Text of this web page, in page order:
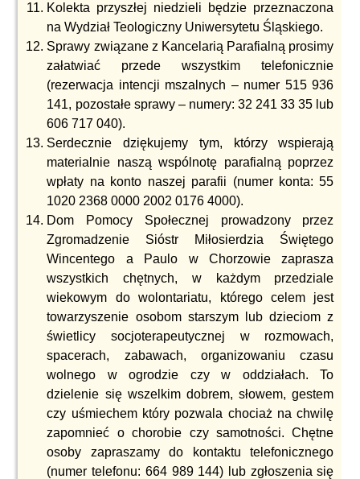
Kolekta przyszłej niedzieli będzie przeznaczona
na Wydział Teologiczny Uniwersytetu Śląskiego.
Sprawy związane z Kancelarią Parafialną prosimy
załatwiać przede wszystkim telefonicznie
(rezerwacja intencji mszalnych – numer 515 936
141, pozostałe sprawy – numery: 32 241 33 35 lub
606 717 040).
Serdecznie dziękujemy tym, którzy wspierają
materialnie naszą wspólnotę parafialną poprzez
wpłaty na konto naszej parafii (numer konta: 55
1020 2368 0000 2002 0176 4000).
Dom Pomocy Społecznej prowadzony przez
Zgromadzenie Sióstr Miłosierdzia Świętego
Wincentego a Paulo w Chorzowie zaprasza
wszystkich chętnych, w każdym przedziale
wiekowym do wolontariatu, którego celem jest
towarzyszenie osobom starszym lub dzieciom z
świetlicy socjoterapeutycznej w rozmowach,
spacerach, zabawach, organizowaniu czasu
wolnego w ogrodzie czy w oddziałach. To
dzielenie się wszelkim dobrem, słowem, gestem
czy uśmiechem który pozwala chociaż na chwilę
zapomnieć o chorobie czy samotności. Chętne
osoby zapraszamy do kontaktu telefonicznego
(numer telefonu: 664 989 144) lub zgłoszenia się